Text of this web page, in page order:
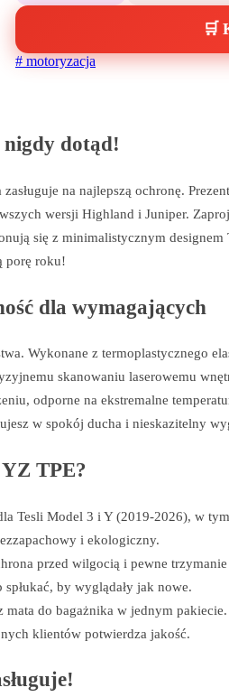
🛒
#motoryzacja
dotąd!
na najlepszą ochronę.
wersji Highland i Juniper.
się z minimalistycznym
porę roku!
dla wymagających
Wykonane z termoplastycznego
skanowaniu laserowemu
odporne na ekstremalne
w spokój ducha i nieskazitelny
TPE?
Tesli Model 3 i Y (2019-2026), w
i ekologiczny.
przed wilgocią i pewne
by wyglądały jak nowe.
mata do bagażnika w jednym pakiecie.
klientów potwierdza jakość.